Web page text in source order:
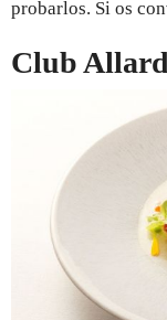
probarlos. Si os
Club